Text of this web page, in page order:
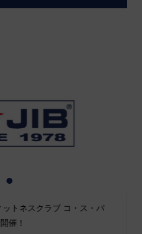
トネスクラブ コ・ス・パ
催！
2